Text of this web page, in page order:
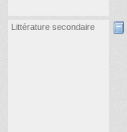
Littérature secondaire